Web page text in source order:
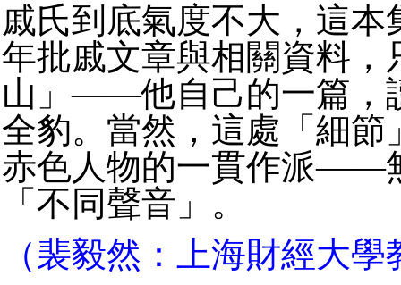
戚氏到底氣度不大，這本
年批戚文章與相關資料，
山」——他自己的一篇，
全豹。當然，這處「細節
赤色人物的一貫作派——
「不同聲音」。
（裴毅然：上海財經大學